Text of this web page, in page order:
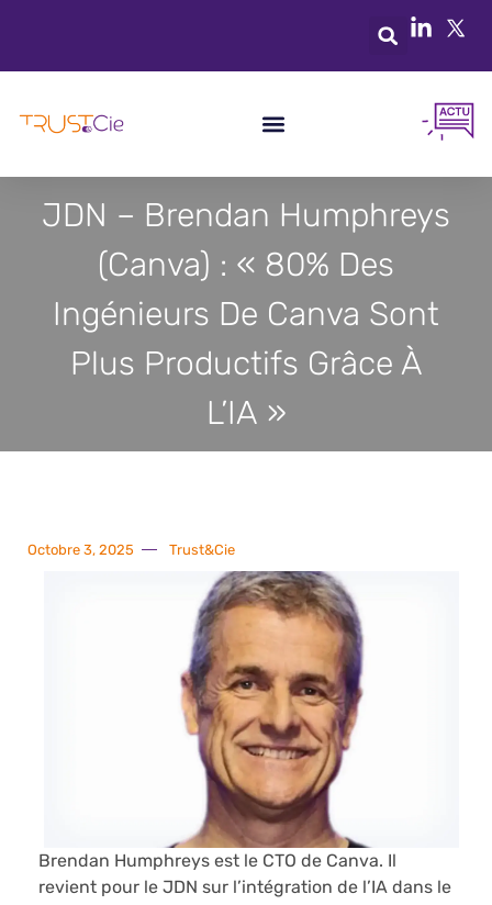
JDN – Brendan Humphreys
(Canva) : « 80% Des
Ingénieurs De Canva Sont
Plus Productifs Grâce À
L’IA »
Octobre 3, 2025 Trust&Cie
Brendan Humphreys est le CTO de Canva. Il
revient pour le JDN sur l’intégration de l’IA dans le